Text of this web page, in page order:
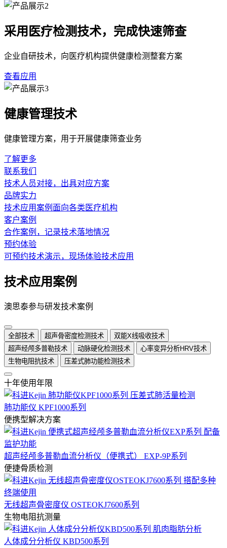
采用医疗检测技术，完成快速筛查
企业自研技术，向医疗机构提供健康检测整套方案
查看应用
健康管理技术
健康管理方案，用于开展健康筛查业务
了解更多
联系我们
技术人员对接，出具对应方案
品牌实力
技术应用案例面向各类医疗机构
客户案例
合作案例，记录技术落地情况
预约体验
可预约技术演示，现场体验技术应用
技术应用案例
澳思泰参与研发技术案例
全部技术 超声骨密度检测技术
双能X线吸收技术
超声经颅多普勒技术
动脉硬化检测技术
心率变异分析HRV技术
生物电阻抗技术
压差式肺功能检测技术
十年使用年限
肺功能仪 KPF1000系列
便携型解决方案
超声经颅多普勒血流分析仪（便携式） EXP-9P系列
便捷骨质检测
无线超声骨密度仪 OSTEOKJ7600系列
生物电阻抗测量
人体成分分析仪 KBD500系列